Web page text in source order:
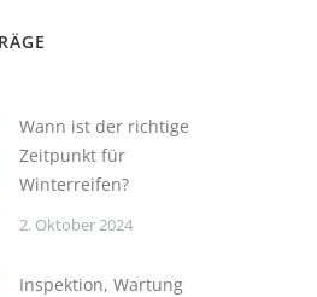
Wann ist der richtige
Zeitpunkt für
Winterreifen?
2. Oktober 2024
Inspektion, Wartung